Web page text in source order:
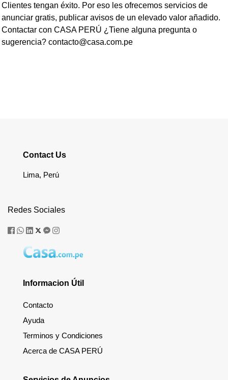
Clientes tengan éxito. Por eso les ofrecemos servicios de
anunciar gratis, publicar avisos de un elevado valor añadido.
Contactar con CASA PERÚ ¿Tiene alguna pregunta o
sugerencia? contacto@casa.com.pe
Contact Us
Lima, Perú
Redes Sociales
Informacion Útil
Contacto
Ayuda
Terminos y Condiciones
Acerca de CASA PERÚ